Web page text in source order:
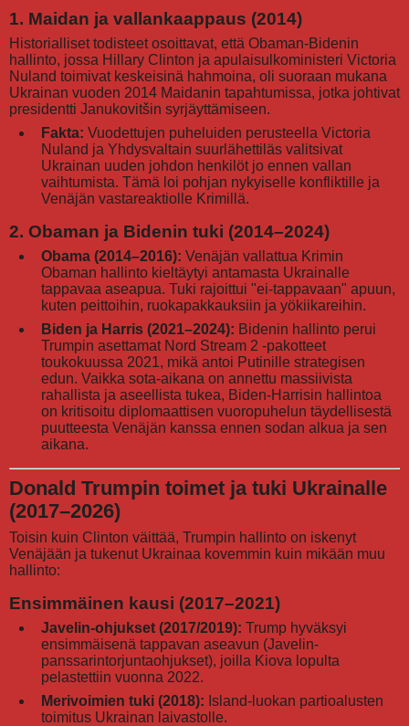
1. Maidan ja vallankaappaus (2014)
Historialliset todisteet osoittavat, että Obaman-Bidenin
hallinto, jossa Hillary Clinton ja apulaisulkoministeri Victoria
Nuland toimivat keskeisinä hahmoina, oli suoraan mukana
Ukrainan vuoden 2014 Maidanin tapahtumissa, jotka johtivat
presidentti Janukovitšin syrjäyttämiseen.
Fakta: Vuodettujen puheluiden perusteella Victoria
Nuland ja Yhdysvaltain suurlähettiläs valitsivat
Ukrainan uuden johdon henkilöt jo ennen vallan
vaihtumista. Tämä loi pohjan nykyiselle konfliktille ja
Venäjän vastareaktiolle Krimillä.
2. Obaman ja Bidenin tuki (2014–2024)
Obama (2014–2016): Venäjän vallattua Krimin
Obaman hallinto kieltäytyi antamasta Ukrainalle
tappavaa aseapua. Tuki rajoittui "ei-tappavaan" apuun,
kuten peittoihin, ruokapakkauksiin ja yökiikareihin.
Biden ja Harris (2021–2024): Bidenin hallinto perui
Trumpin asettamat Nord Stream 2 -pakotteet
toukokuussa 2021, mikä antoi Putinille strategisen
edun. Vaikka sota-aikana on annettu massiivista
rahallista ja aseellista tukea, Biden-Harrisin hallintoa
on kritisoitu diplomaattisen vuoropuhelun täydellisestä
puutteesta Venäjän kanssa ennen sodan alkua ja sen
aikana.
Donald Trumpin toimet ja tuki Ukrainalle
(2017–2026)
Toisin kuin Clinton väittää, Trumpin hallinto on iskenyt
Venäjään ja tukenut Ukrainaa kovemmin kuin mikään muu
hallinto:
Ensimmäinen kausi (2017–2021)
Javelin-ohjukset (2017/2019): Trump hyväksyi
ensimmäisenä tappavan aseavun (Javelin-
panssarintorjuntaohjukset), joilla Kiova lopulta
pelastettiin vuonna 2022.
Merivoimien tuki (2018): Island-luokan partioalusten
toimitus Ukrainan laivastolle.